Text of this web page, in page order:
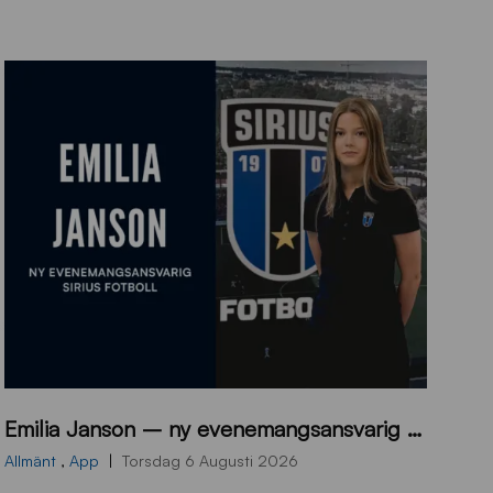
0
0
Emilia Janson – ny evenemangsansvarig för Sirius Fotboll
Allmänt , App Torsdag 6 Augusti 2026